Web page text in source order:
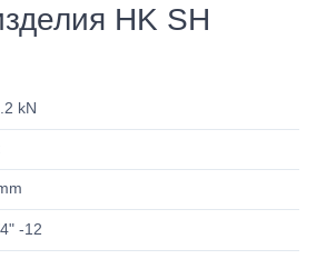
HK SH
kN
-12